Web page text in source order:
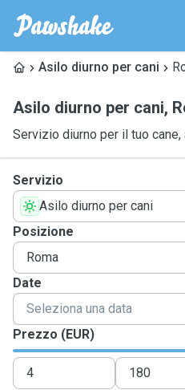
Asilo diurno per cani
Asilo diurno per cani,
Servizio diurno per il tuo
Servizio
Asilo diurno per cani
Posizione
Date
Prezzo (EUR)